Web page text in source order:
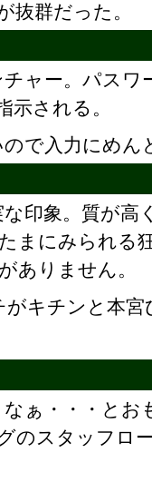
抜群だった。
ャー。パスワ
示される。
で入力にめん
な印象。質が
まにみられる
ありません。
キチンと本宮
ぁ・・・とお
のスタッフロ